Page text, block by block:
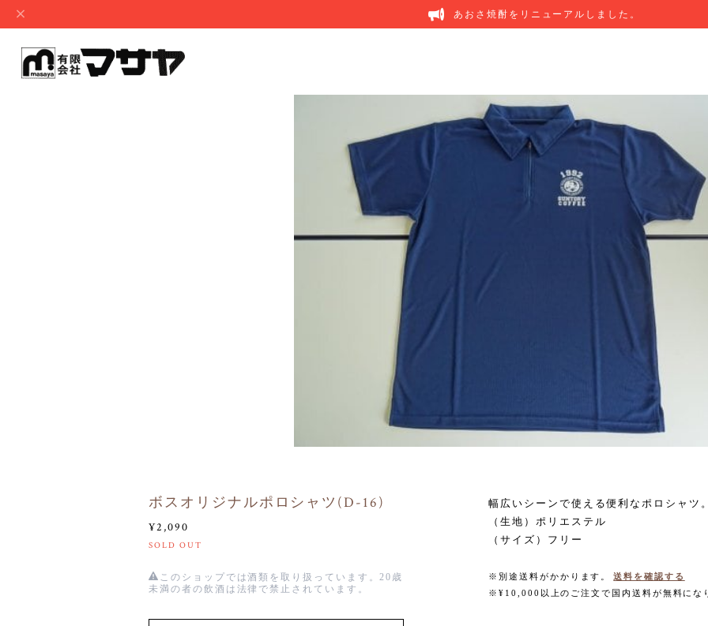
あおさ焼酎をリニューアルしました。
ボスオリジナルポロシャツ(D-16)
¥2,090
SOLD OUT
このショップでは酒類を取り扱っています。20歳
未満の者の飲酒は法律で禁止されています。
幅広いシーンで使える便利なポロシャツ。
（生地）ポリエステル
（サイズ）フリー
※別途送料がかかります。
送料を確認する
※¥10,000以上のご注文で国内送料が無料にな